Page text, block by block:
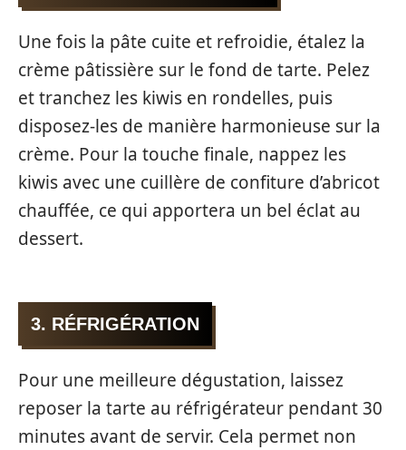
Une fois la pâte cuite et refroidie, étalez la
crème pâtissière sur le fond de tarte. Pelez
et tranchez les kiwis en rondelles, puis
disposez-les de manière harmonieuse sur la
crème. Pour la touche finale, nappez les
kiwis avec une cuillère de confiture d’abricot
chauffée, ce qui apportera un bel éclat au
dessert.
3. RÉFRIGÉRATION
Pour une meilleure dégustation, laissez
reposer la tarte au réfrigérateur pendant 30
minutes avant de servir. Cela permet non